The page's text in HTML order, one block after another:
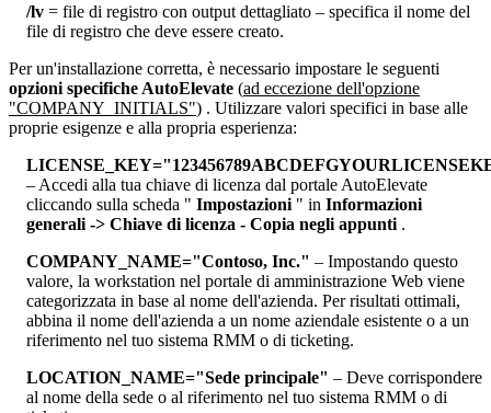
/lv = file di registro con output dettagliato – specifica il nome del
file di registro che deve essere creato.
Per un'installazione corretta, è necessario impostare le seguenti
opzioni specifiche AutoElevate (ad eccezione dell'opzione
"COMPANY_INITIALS") . Utilizzare valori specifici in base alle
proprie esigenze e alla propria esperienza:
LICENSE_KEY="
– Accedi alla tua chiave di licenza dal portale AutoElevate
cliccando sulla scheda " Impostazioni " in Informazioni
generali -> Chiave di licenza - Copia negli appunti .
COMPANY_NAME="Contoso, Inc." – Impostando questo
valore, la workstation nel portale di amministrazione Web viene
categorizzata in base al nome dell'azienda. Per risultati ottimali,
abbina il nome dell'azienda a un nome aziendale esistente o a un
riferimento nel tuo sistema RMM o di ticketing.
LOCATION_NAME="Sede principale" – Deve corrispondere
al nome della sede o al riferimento nel tuo sistema RMM o di